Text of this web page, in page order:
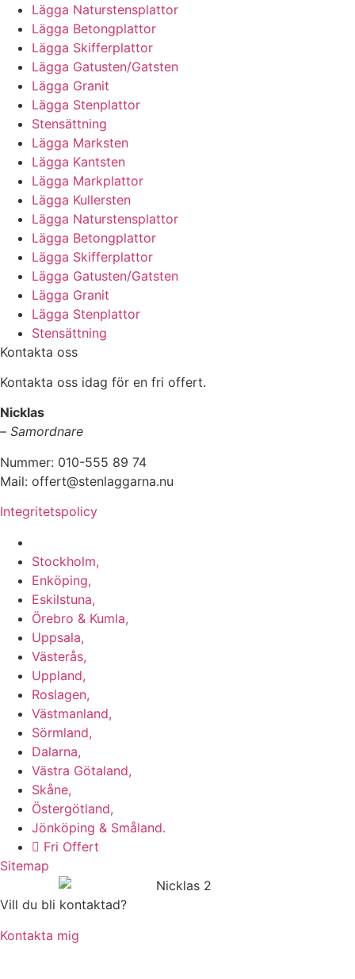
Lägga Naturstensplattor
Lägga Betongplattor
Lägga Skifferplattor
Lägga Gatusten/Gatsten
Lägga Granit
Lägga Stenplattor
Stensättning
Lägga Marksten
Lägga Kantsten
Lägga Markplattor
Lägga Kullersten
Lägga Naturstensplattor
Lägga Betongplattor
Lägga Skifferplattor
Lägga Gatusten/Gatsten
Lägga Granit
Lägga Stenplattor
Stensättning
Kontakta oss
Kontakta oss idag för en fri offert.
Nicklas
– Samordnare
Nummer: 010-555 89 74
Mail: offert@stenlaggarna.nu
Integritetspolicy
Stockholm,
Enköping,
Eskilstuna,
Örebro & Kumla,
Uppsala,
Västerås,
Uppland,
Roslagen,
Västmanland,
Sörmland,
Dalarna,
Västra Götaland,
Skåne,
Östergötland,
Jönköping & Småland.
Fri Offert
Sitemap
Vill du bli kontaktad?
Kontakta mig